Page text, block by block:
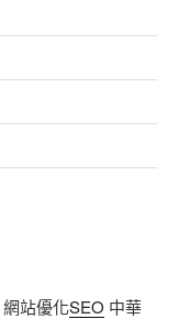
網站優化SEO 中華